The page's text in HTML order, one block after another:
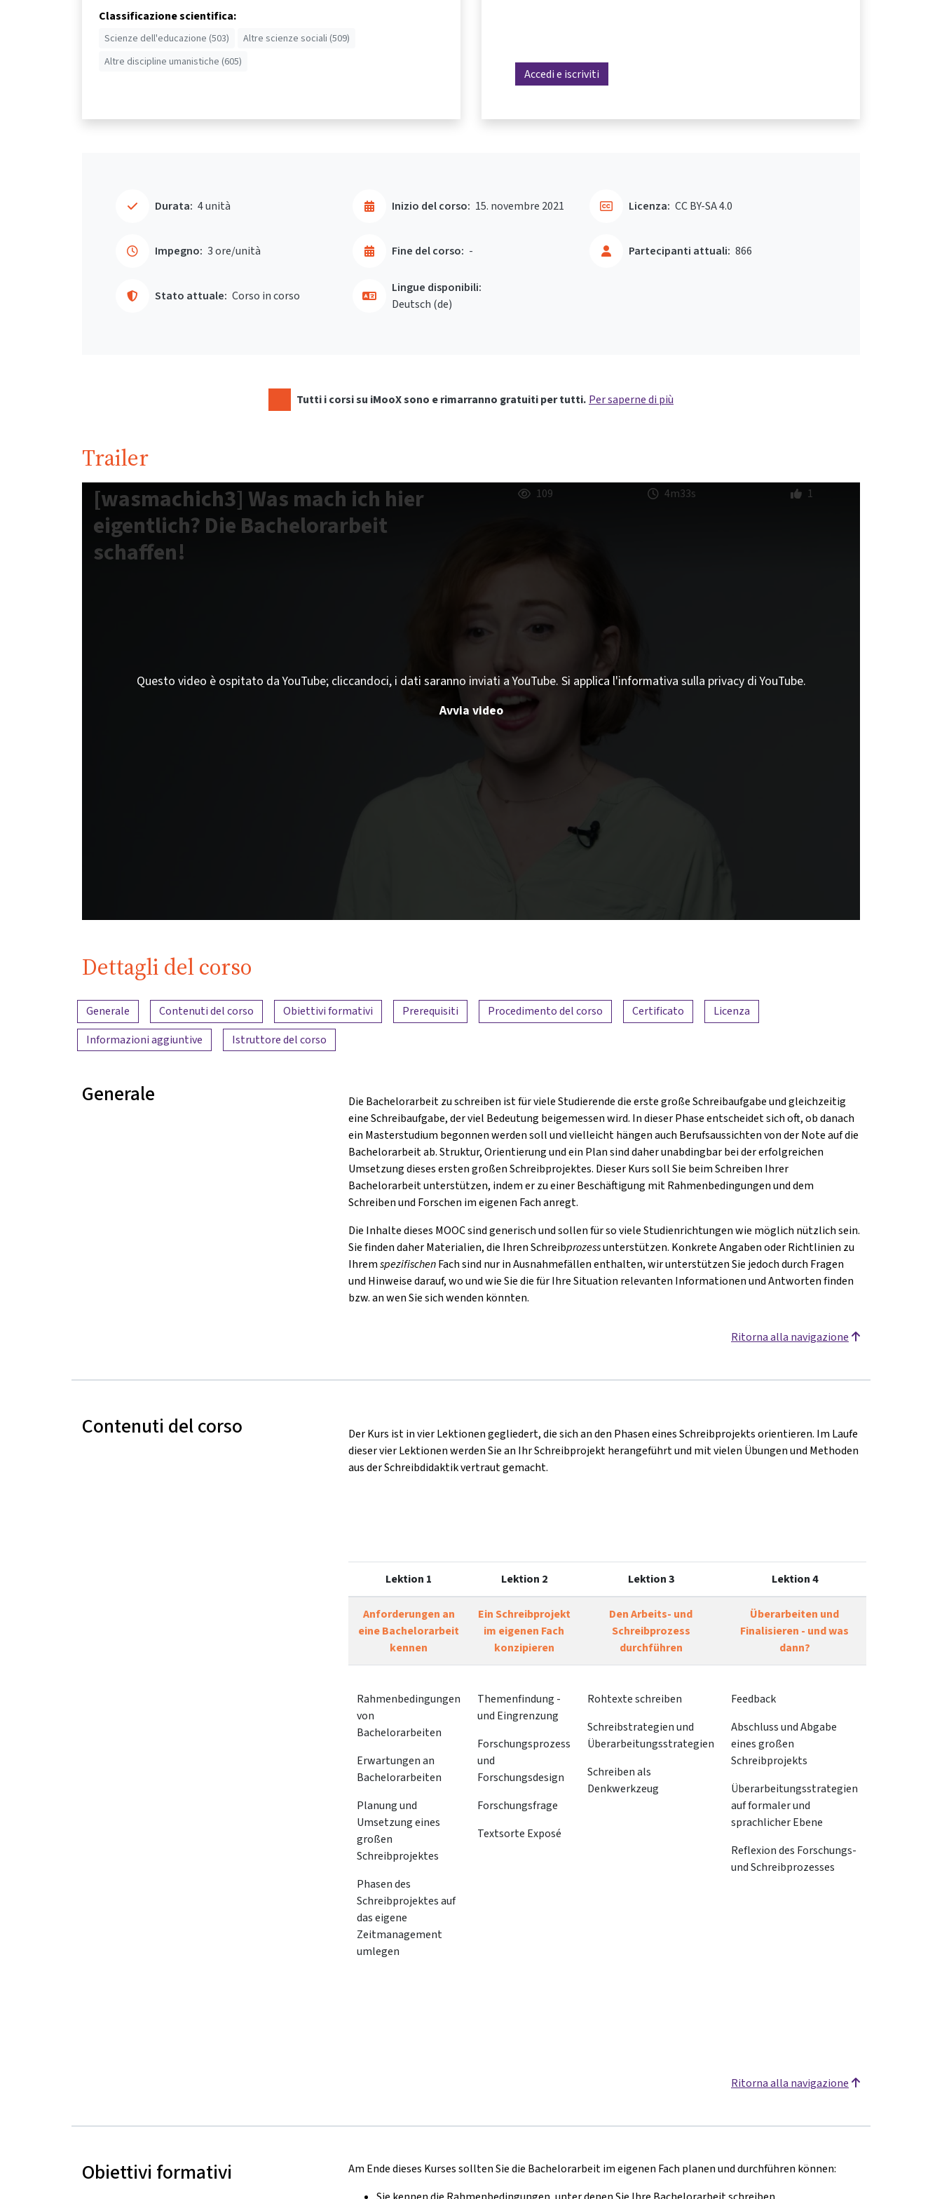
Classificazione scientifica:
Scienze dell'educazione (503)
Altre scienze sociali (509)
Altre discipline umanistiche (605)
Accedi e iscriviti
Durata: 4 unità
Impegno: 3 ore/unità
Inizio del corso: 15. novembre 2021
Fine del corso: -
Stato attuale: Corso in corso
Partecipanti attuali: 866
Licenza: CC BY-SA 4.0
Lingue disponibili:
Deutsch ‎(de)‎
Tutti i corsi su iMooX sono e rimarranno gratuiti per tutti. Per saperne di più
Trailer
[wasmachich3] Was mach ich hier
eigentlich? Die Bachelorarbeit
schaffen!
109 4m33s 1
Questo video è ospitato da YouTube; cliccandoci, i dati saranno inviati a YouTube. Si applica l'informativa sulla privacy di YouTube.
Avvia video
Dettagli del corso
Panoramica dei contenuti
Generale Contenuti del corso Obiettivi formativi Prerequisiti Procedimento del corso Certificato
Licenza
Informazioni aggiuntive
Istruttore del corso
Generale
Die Bachelorarbeit zu schreiben ist für viele Studierende die erste große Schreibaufgabe und gleichzeitig
eine Schreibaufgabe, der viel Bedeutung beigemessen wird. In dieser Phase entscheidet sich oft, ob danach
ein Masterstudium begonnen werden soll und vielleicht hängen auch Berufsaussichten von der Note auf die
Bachelorarbeit ab. Struktur, Orientierung und ein Plan sind daher unabdingbar bei der erfolgreichen
Umsetzung dieses ersten großen Schreibprojektes. Dieser Kurs soll Sie beim Schreiben Ihrer
Bachelorarbeit unterstützen, indem er zu einer Beschäftigung mit Rahmenbedingungen und dem
Schreiben und Forschen im eigenen Fach anregt.
Die Inhalte dieses MOOC sind generisch und sollen für so viele Studienrichtungen wie möglich nützlich sein.
Sie finden daher Materialien, die Ihren Schreibprozessunterstützen. Konkrete Angaben oder Richtlinien zu
IhremspezifischenFach sind nur in Ausnahmefällen enthalten, wir unterstützen Sie jedoch durch Fragen
und Hinweise darauf, wo und wie Sie die für Ihre Situation relevanten Informationen und Antworten finden
bzw. an wen Sie sich wenden könnten.
Ritorna alla navigazione
Contenuti del corso
Der Kurs ist in vier Lektionen gegliedert, die sich an den Phasen eines Schreibprojekts orientieren. Im Laufe
dieser vier Lektionen werden Sie an Ihr Schreibprojekt herangeführt und mit vielen Übungen und Methoden
aus der Schreibdidaktik vertraut gemacht.
Lektion 1 Lektion 2 Lektion 3 Lektion 4
Anforderungen an
eine Bachelorarbeit
kennen
Ein Schreibprojekt
im eigenen Fach
konzipieren
Den Arbeits- und
Schreibprozess
durchführen
Überarbeiten und
Finalisieren - und was
dann?
Rahmenbedingungen
von
Bachelorarbeiten
Erwartungen an
Bachelorarbeiten
Planung und
Umsetzung eines
großen
Schreibprojektes
Phasen des
Schreibprojektes auf
das eigene
Zeitmanagement
umlegen
Themenfindung -
und Eingrenzung
Forschungsprozess
und
Forschungsdesign
Forschungsfrage
Textsorte Exposé
Rohtexte schreiben
Schreibstrategien und
Überarbeitungsstrategien
Schreiben als
Denkwerkzeug
Feedback
Abschluss und Abgabe
eines großen
Schreibprojekts
Überarbeitungsstrategien
auf formaler und
sprachlicher Ebene
Reflexion des Forschungs-
und Schreibprozesses
Ritorna alla navigazione
Obiettivi formativi
Am Ende dieses Kurses sollten Sie die Bachelorarbeit im eigenen Fach planen und durchführen können: